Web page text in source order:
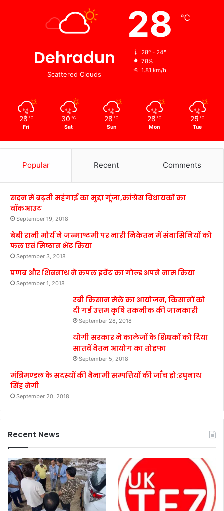
Dehradun
Scattered Clouds
28 ℃
28º - 24º
78%
1.81 km/h
28 ℃
Fri
30 ℃
Sat
28 ℃
Sun
28 ℃
Mon
25 ℃
Tue
Popular Recent Comments
सदन में बढ़ती महंगाई का मुद्दा गूंजा,कांग्रेस विधायकों का
वॉकआउट
September 19, 2018
बेबी रानी मौर्य ने जन्माष्टमी पर नारी निकेतन में संवासिनियों को
फल एवं मिष्ठान भेंट किया
September 3, 2018
प्रणब और शिबनाथ ने कपल इवेंट का गोल्ड अपने नाम किया
September 1, 2018
रबी किसान मेले का आयोजन, किसानों को
दी गई उत्तम कृषि तकनीक की जानकारी
September 28, 2018
योगी सरकार ने कालेजों के शिक्षकों को दिया
सातवें वेतन आयोग का तोहफा
September 5, 2018
मंत्रिमण्डल के सदस्यों की बैनामी सम्पत्तियों की जाँच हो:रघुनाथ
सिंह नेगी
September 20, 2018
Recent News